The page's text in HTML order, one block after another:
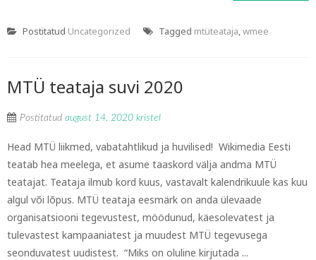
Postitatud Uncategorized Tagged mtüteataja,wmee
MTÜ teataja suvi 2020
Postitatud august 14, 2020 kristel
Head MTÜ liikmed, vabatahtlikud ja huvilised! Wikimedia Eesti
teatab hea meelega, et asume taaskord välja andma MTÜ
teatajat. Teataja ilmub kord kuus, vastavalt kalendrikuule kas kuu
algul või lõpus. MTÜ teataja eesmärk on anda ülevaade
organisatsiooni tegevustest, möödunud, käesolevatest ja
tulevastest kampaaniatest ja muudest MTÜ tegevusega
seonduvatest uudistest. “Miks on oluline kirjutada ...